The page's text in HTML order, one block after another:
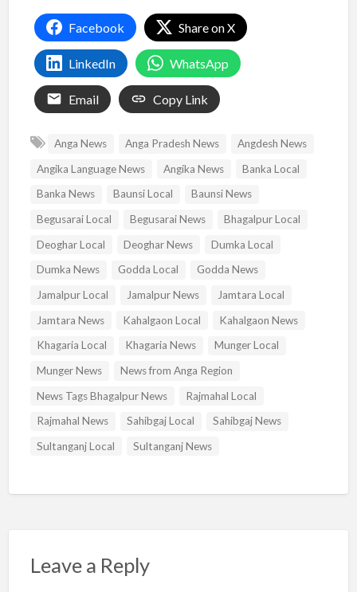
Facebook Share on X
LinkedIn WhatsApp
Email Copy Link
Anga News Anga Pradesh News
Angdesh News
Angika Language News
Angika News
Banka Local
Banka News
Baunsi Local
Baunsi News
Begusarai Local
Begusarai News
Bhagalpur Local
Deoghar Local
Deoghar News
Dumka Local
Dumka News
Godda Local
Godda News
Jamalpur Local
Jamalpur News
Jamtara Local
Jamtara News
Kahalgaon Local
Kahalgaon News
Khagaria Local
Khagaria News
Munger Local
Munger News
News from Anga Region
News Tags Bhagalpur News
Rajmahal Local
Rajmahal News
Sahibgaj Local
Sahibgaj News
Sultanganj Local
Sultanganj News
Leave a Reply